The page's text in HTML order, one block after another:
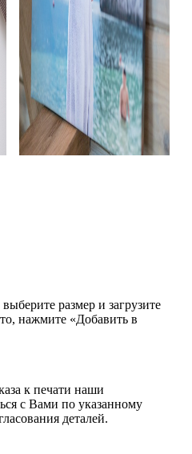
размер и загрузите
нажмите «Добавить в
к печати наши
с Вами по указанному
деталей.